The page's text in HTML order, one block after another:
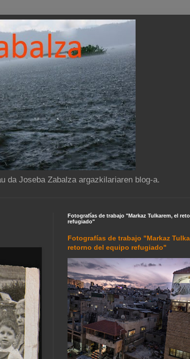
da Joseba Zabalza argazkilariaren blog-a.
Fotografías de trabajo "Markaz Tulkarem, el
refugiado"
Fotografías de trabajo "Markaz
retorno del equipo refugiado"